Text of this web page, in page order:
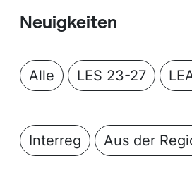
Neuigkeiten
Alle LES 23-27
Interreg Aus der